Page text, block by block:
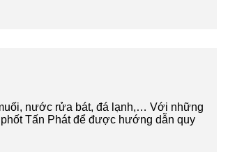
nước rửa bát, đá lạnh,… Với những
Tấn Phát để được hướng dẫn quy